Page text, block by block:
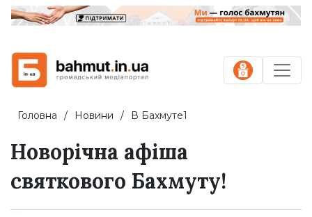
Головна Новини В Бахмуте1
Новорічна афіша
святкового Бахмуту!